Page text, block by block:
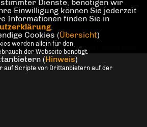
Olfen
| 238921
Besucher
SHARKNESS MEDIA GMBH & CO. KG | SEKTION SPORT
Dienste, benötigen wir
Einwilligung können Sie jederzeit
Informationen finden Sie in
.
Cookies (Übersicht)
werden allein für den
der Webseite benötigt.
(Hinweis)
auf Scripte von Drittanbietern auf der